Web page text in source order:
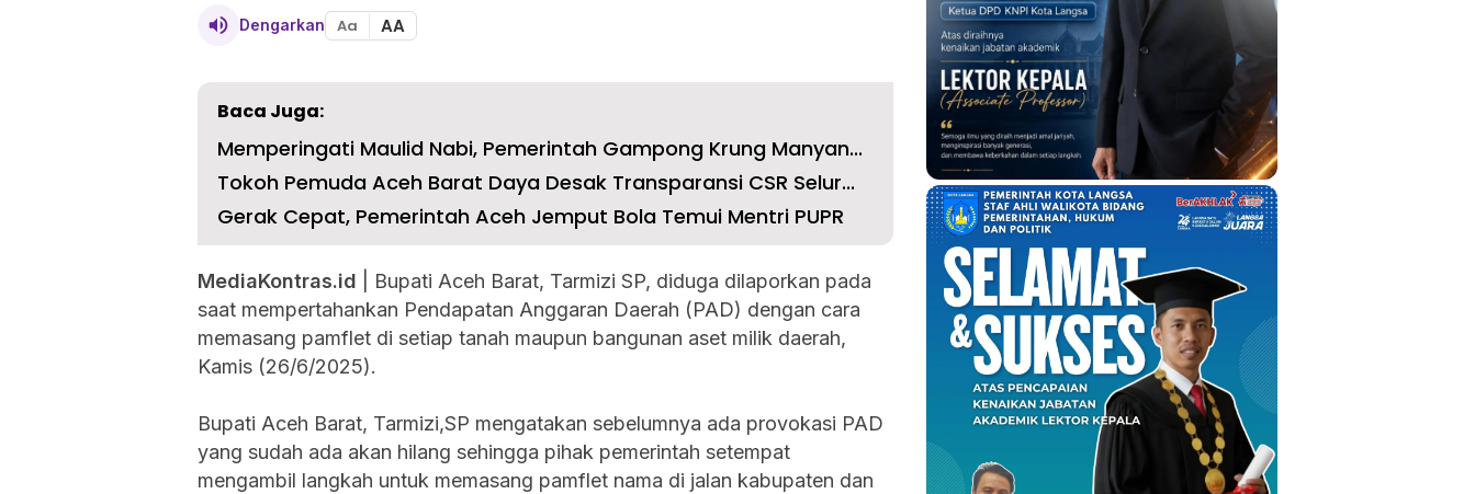
Dengarkan Aa AA
Baca Juga:
Memperingati Maulid Nabi, Pemerintah Gampong Krung Manyan...
Tokoh Pemuda Aceh Barat Daya Desak Transparansi CSR Selur...
Gerak Cepat, Pemerintah Aceh Jemput Bola Temui Mentri PUPR
MediaKontras.id | Bupati Aceh Barat, Tarmizi SP, diduga dilaporkan pada
saat mempertahankan Pendapatan Anggaran Daerah (PAD) dengan cara
memasang pamflet di setiap tanah maupun bangunan aset milik daerah,
Kamis (26/6/2025).
Bupati Aceh Barat, Tarmizi,SP mengatakan sebelumnya ada provokasi PAD
yang sudah ada akan hilang sehingga pihak pemerintah setempat
mengambil langkah untuk memasang pamflet nama di jalan kabupaten dan